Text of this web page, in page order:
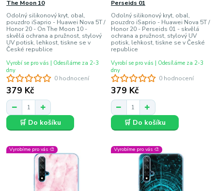
0 hodnocení
The Moon 10
Odolný silikonový kryt, obal,
pouzdro iSaprio - Huawei Nova 5T /
Honor 20 - On The Moon 10 -
skvělá ochrana a pružnost, stylový
UV potisk, lehkost, tiskne se v
České republice
379 Kč
Vyrobí se pro vás | Odesíláme za 2-3
dny
🛒 Do košíku
0 hodnocení
Perseids 01
Odolný silikonový kryt, obal,
pouzdro iSaprio - Huawei Nova 5T /
Honor 20 - Perseids 01 - skvělá
ochrana a pružnost, stylový UV
potisk, lehkost, tiskne se v České
republice
379 Kč
Vyrobí se pro vás | Odesíláme za 2-3
dny
🛒 Do košíku
Vyrobíme pro vás 🎨 Vyrobíme pro vás 🎨